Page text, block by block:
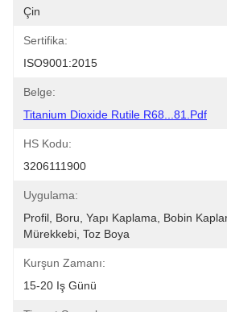
Çin
Sertifika:
ISO9001:2015
Belge:
Titanium Dioxide Rutile R68...81.pdf
HS Kodu:
3206111900
Uygulama:
Profil, Boru, Yapı Kaplama, Bobin
Mürekkebi, Toz Boya
Kurşun Zamanı:
15-20 Iş Günü